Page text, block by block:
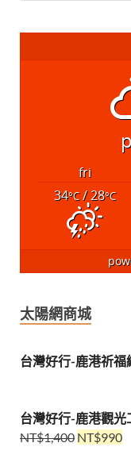
fri
34°C/ 28°C
太陽網商城
台灣好行-鹿港祈福
台灣好行-鹿港觀光
NT$1,400 NT$990